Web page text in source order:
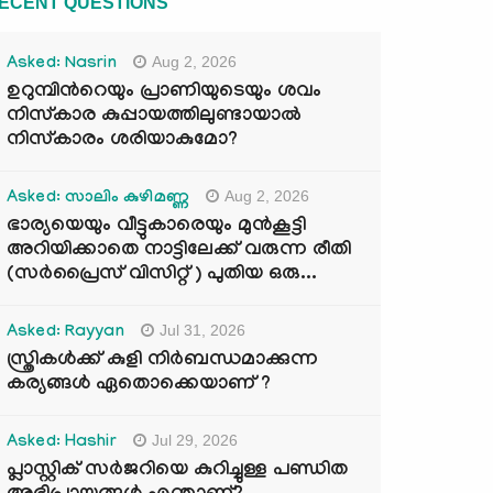
Asked: Nasrin Aug 2, 2026
ഉറുമ്പിന്‍റെയും പ്രാണിയുടെയും ശവം
നിസ്കാര കുപ്പായത്തിലുണ്ടായാൽ
നിസ്കാരം ശരിയാകുമോ?
Asked: സാലിം കുഴിമണ്ണ Aug 2, 2026
ഭാര്യയെയും വീട്ടുകാരെയും മുൻകൂട്ടി
അറിയിക്കാതെ നാട്ടിലേക്ക് വരുന്ന രീതി
(സർപ്രൈസ് വിസിറ്റ് ) പുതിയ ഒരു...
Asked: Rayyan Jul 31, 2026
സ്ത്രികൾക്ക് കുളി നിർബന്ധമാക്കുന്ന
കര്യങ്ങൾ ഏതൊക്കെയാണ് ?
Asked: Hashir Jul 29, 2026
പ്ലാസ്റ്റിക് സർജറിയെ കുറിച്ചുള്ള പണ്ഡിത